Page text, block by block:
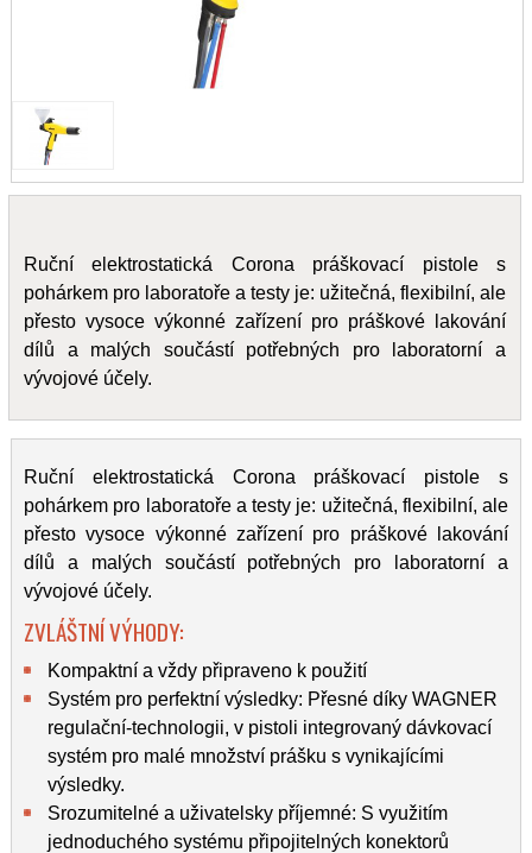
Ruční elektrostatická Corona práškovací pistole s
pohárkem pro laboratoře a testy je: užitečná, flexibilní, ale
přesto vysoce výkonné zařízení pro práškové lakování
dílů a malých součástí potřebných pro laboratorní a
vývojové účely.
Ruční elektrostatická Corona práškovací pistole s
pohárkem pro laboratoře a testy je: užitečná, flexibilní, ale
přesto vysoce výkonné zařízení pro práškové lakování
dílů a malých součástí potřebných pro laboratorní a
vývojové účely.
ZVLÁŠTNÍ VÝHODY:
Kompaktní a vždy připraveno k použití
Systém pro perfektní výsledky: Přesné díky WAGNER
regulační-technologii, v pistoli integrovaný dávkovací
systém pro malé množství prášku s vynikajícími
výsledky.
Srozumitelné a uživatelsky příjemné: S využitím
jednoduchého systému připojitelných konektorů